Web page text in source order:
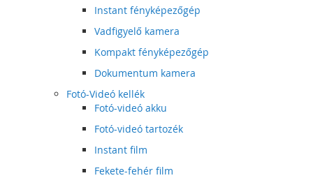
Instant fényképezőgép
Vadfigyelő kamera
Kompakt fényképezőgép
Dokumentum kamera
Fotó-Videó kellék
Fotó-videó akku
Fotó-videó tartozék
Instant film
Fekete-fehér film